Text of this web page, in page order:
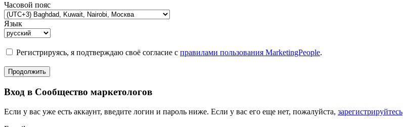
Часовой пояс
Язык
Регистрируясь, я подтверждаю своё согласие с правилами пользования MarketingPeople.
Продолжить
Вход в Сообщество маркетологов
Если у вас уже есть аккаунт, введите логин и пароль ниже. Если у вас его еще нет, пожалуйста, зарегистрируйтесь